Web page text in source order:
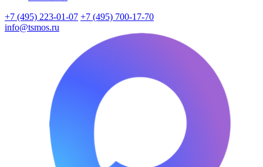
+7 (495) 223-01-07 +7 (495) 700-17-70
info@tsmos.ru